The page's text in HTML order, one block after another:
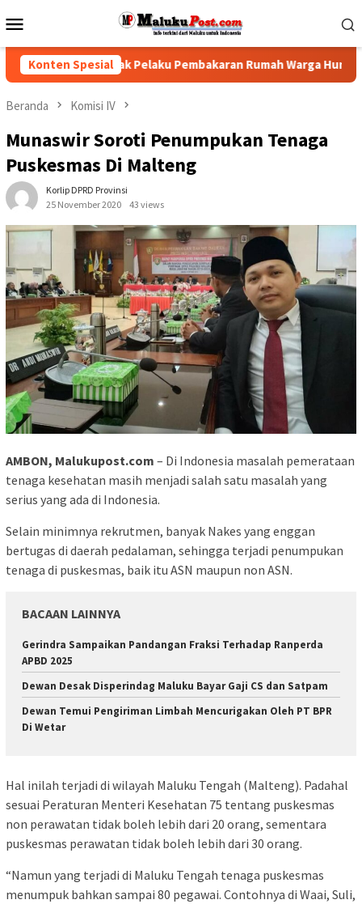
ke
Mobile
Konten Spesial
Polisi Tindak Pelaku Pembakaran Rumah Warga Hunuth
Beranda Komisi IV
Munaswir Soroti Penumpukan Tenaga
Puskesmas Di Malteng
Korlip DPRD Provinsi
25 November 2020
43 views
AMBON, Malukupost.com – Di Indonesia masalah pemerataan
tenaga kesehatan masih menjadi salah satu masalah yang
serius yang ada di Indonesia.
Selain minimnya rekrutmen, banyak Nakes yang enggan
bertugas di daerah pedalaman, sehingga terjadi penumpukan
tenaga di puskesmas, baik itu ASN maupun non ASN.
BACAAN LAINNYA
Gerindra Sampaikan Pandangan Fraksi Terhadap Ranperda
APBD 2025
Dewan Desak Disperindag Maluku Bayar Gaji CS dan Satpam
Dewan Temui Pengiriman Limbah Mencurigakan Oleh PT BPR
Di Wetar
Hal inilah terjadi di wilayah Maluku Tengah (Malteng). Padahal
sesuai Peraturan Menteri Kesehatan 75 tentang puskesmas
non perawatan tidak boleh lebih dari 20 orang, sementara
puskesmas perawatan tidak boleh lebih dari 30 orang.
“Namun yang terjadi di Maluku Tengah tenaga puskesmas
menumpuk bahkan sampai 80 pegawai. Contohnya di Waai, Suli,